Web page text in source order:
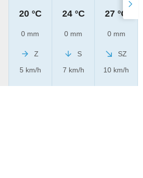
20 °C
0 mm
Z
5 km/h
24 °C
0 mm
S
7 km/h
27 °C
0 mm
SZ
10 km/h